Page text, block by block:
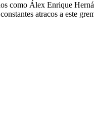
como Álex Enrique
atracos a este